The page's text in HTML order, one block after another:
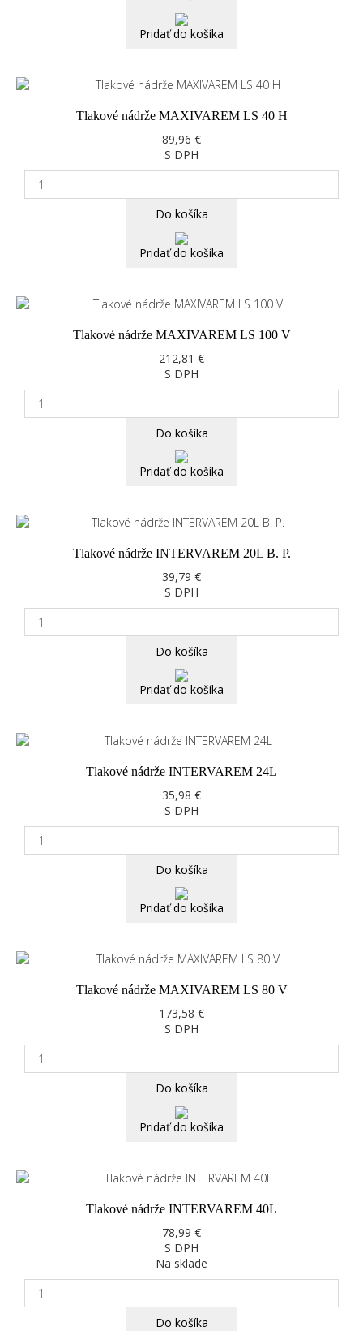
Pridať do košíka
Tlakové nádrže MAXIVAREM LS 40 H
89,96 €
S DPH
Do košíka
Pridať do košíka
Tlakové nádrže MAXIVAREM LS 100 V
212,81 €
S DPH
Do košíka
Pridať do košíka
Tlakové nádrže INTERVAREM 20L B. P.
39,79 €
S DPH
Do košíka
Pridať do košíka
Tlakové nádrže INTERVAREM 24L
35,98 €
S DPH
Do košíka
Pridať do košíka
Tlakové nádrže MAXIVAREM LS 80 V
173,58 €
S DPH
Do košíka
Pridať do košíka
Tlakové nádrže INTERVAREM 40L
78,99 €
S DPH
Na sklade
Do košíka